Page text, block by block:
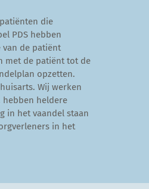
die
PDS hebben
van de patiënt
met de patiënt tot de
opzetten.
Wij werken
heldere
in het vaandel staan
in het